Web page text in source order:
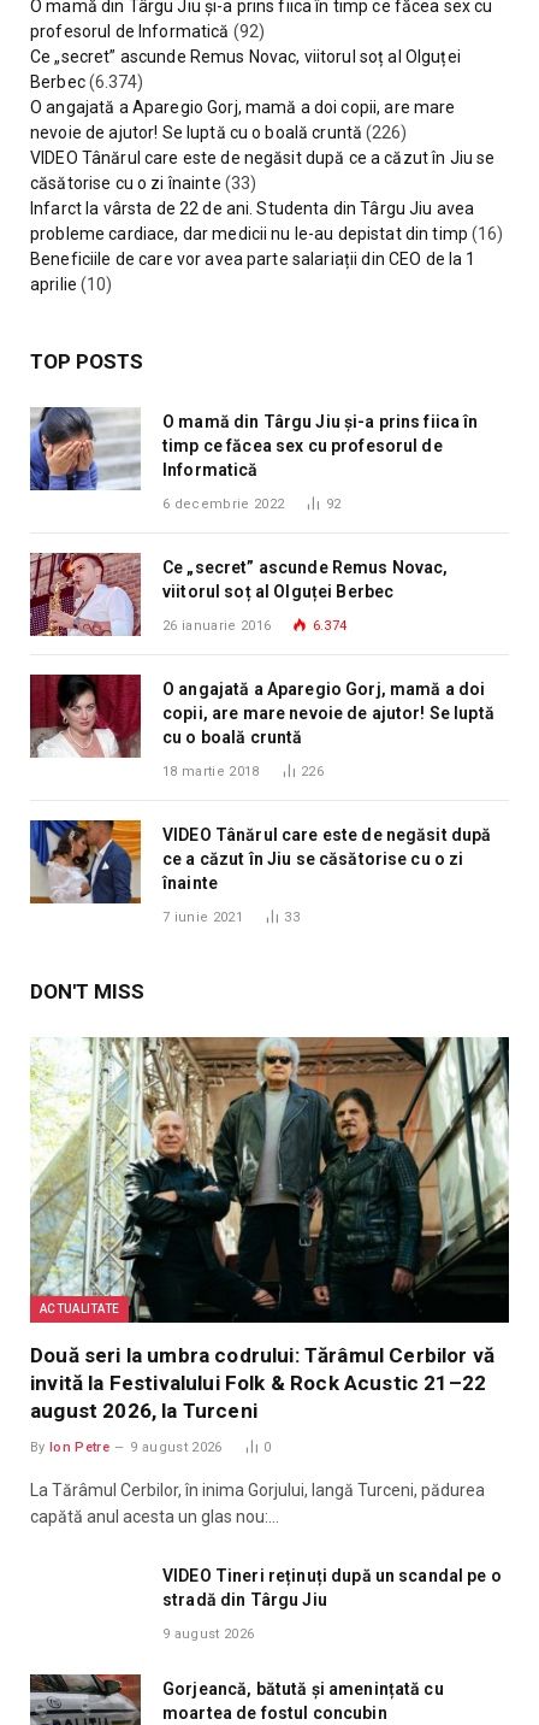
O mamă din Târgu Jiu și-a prins fiica în timp ce făcea sex cu
profesorul de Informatică (92)
Ce „secret” ascunde Remus Novac, viitorul soț al Olguței
Berbec(6.374)
O angajată a Aparegio Gorj, mamă a doi copii, are mare
nevoie de ajutor! Se luptă cu o boală cruntă (226)
VIDEO Tânărul care este de negăsit după ce a căzut în Jiu se
căsătorise cu o zi înainte (33)
Infarct la vârsta de 22 de ani. Studenta din Târgu Jiu avea
probleme cardiace, dar medicii nu le-au depistat din timp (16)
Beneficiile de care vor avea parte salariații din CEO de la 1
aprilie (10)
TOP POSTS
O mamă din Târgu Jiu și-a prins fiica în
timp ce făcea sex cu profesorul de
Informatică
6 decembrie 2022 92
Ce „secret” ascunde Remus Novac,
viitorul soț al Olguței Berbec
26 ianuarie 2016 6.374
O angajată a Aparegio Gorj, mamă a doi
copii, are mare nevoie de ajutor! Se luptă
cu o boală cruntă
18 martie 2018 226
VIDEO Tânărul care este de negăsit după
ce a căzut în Jiu se căsătorise cu o zi
înainte
7 iunie 2021 33
DON'T MISS
ACTUALITATE
Două seri la umbra codrului: Tărâmul Cerbilor vă
invită la Festivalului Folk & Rock Acustic 21–22
august 2026, la Turceni
By Ion Petre 9 august 2026 0
La Tărâmul Cerbilor, în inima Gorjului, langă Turceni, pădurea
capătă anul acesta un glas nou:…
VIDEO Tineri reținuți după un scandal pe o
stradă din Târgu Jiu
9 august 2026
Gorjeancă, bătută și amenințată cu
moartea de fostul concubin